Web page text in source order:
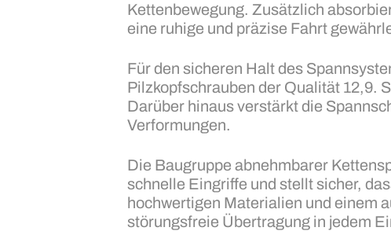
Kettenbewegung. Zusätzlich
eine ruhige und präzise Fahrt
Für den sicheren Halt des
Pilzkopfschrauben der Qualität 12,9.
Darüber hinaus verstärkt die
Verformungen.
Die Baugruppe abnehmbarer
schnelle Eingriffe und stellt sicher,
hochwertigen Materialien und einem
störungsfreie Übertragung in jedem